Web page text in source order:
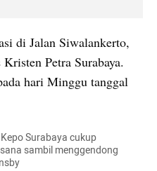
di Jalan Siwalankerto,
Petra Surabaya.
hari Minggu tanggal
sambil menggendong